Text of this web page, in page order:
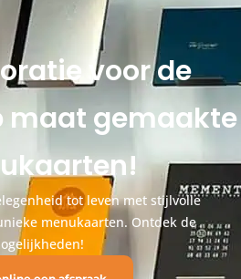
voor de
maat gemaakte
tot leven met stijlvolle
menukaarten. Ontdek de